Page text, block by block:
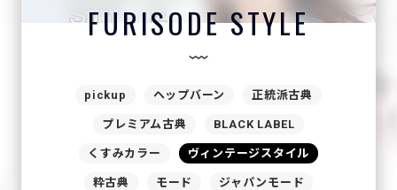
FURISODE STYLE
pickup ヘップバーン 正統派古典
プレミアム古典 BLACK LABEL
くすみカラー ヴィンテージスタイル
粋古典 モード ジャパンモード